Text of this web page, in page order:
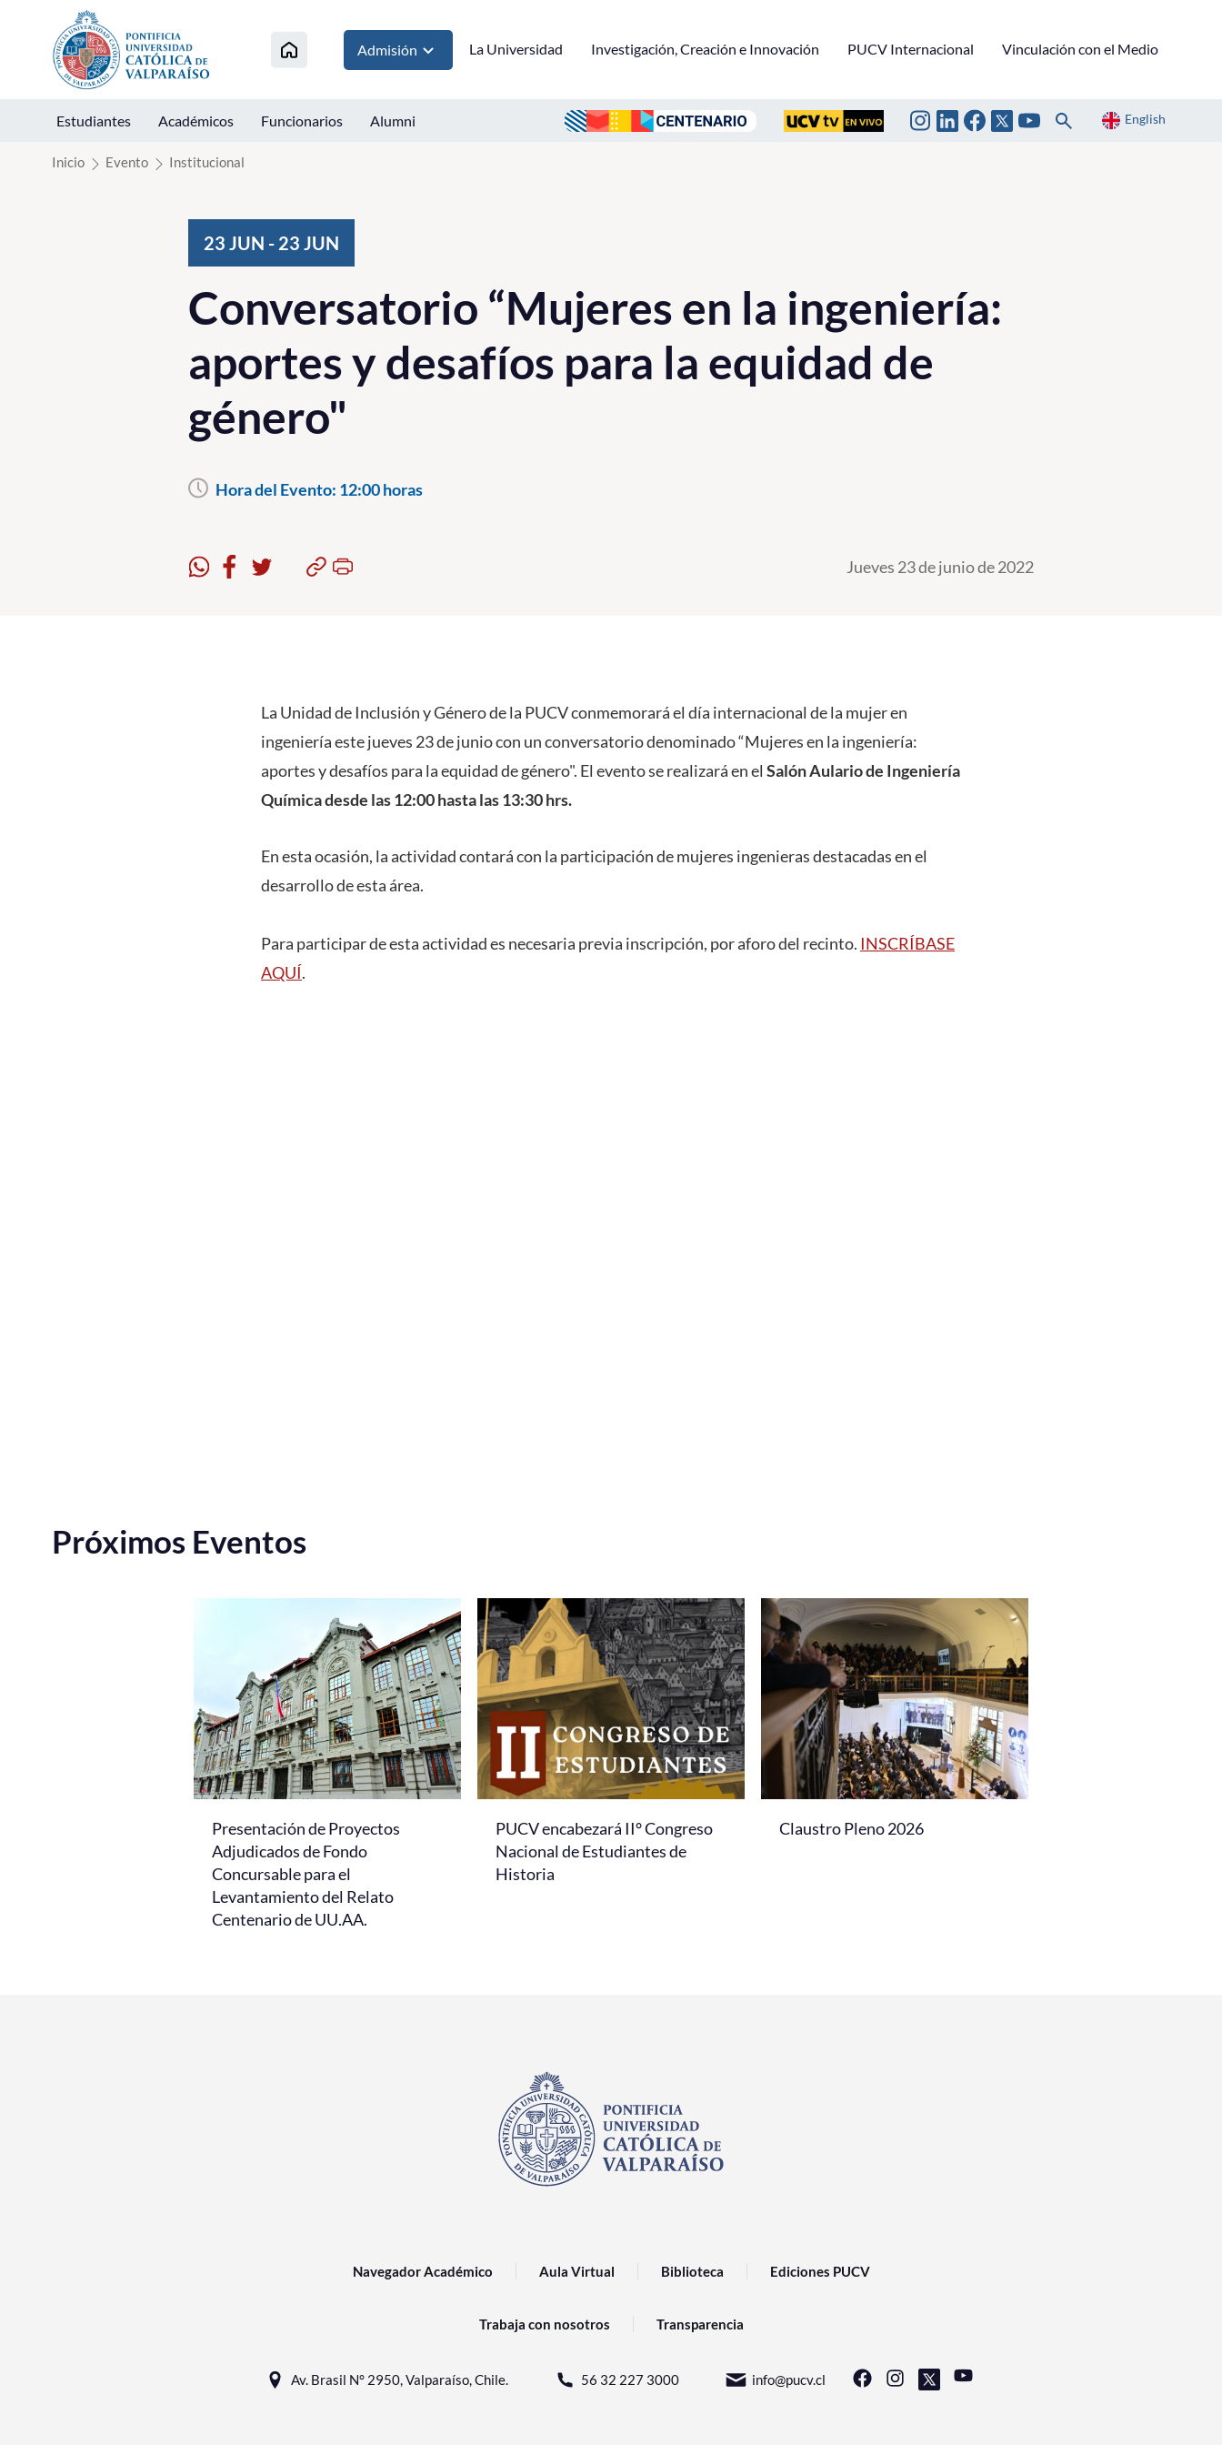
Click acá para ir directamente al contenido
Admisión La Universidad Investigación, Creación e Innovación PUCV Internacional Vinculación con el Medio
Estudiantes Académicos Funcionarios Alumni English
Inicio Evento Institucional
23 JUN - 23 JUN
Conversatorio “Mujeres en la ingeniería:
aportes y desafíos para la equidad de
género"
Hora del Evento: 12:00 horas
Jueves 23 de junio de 2022
La Unidad de Inclusión y Género de la PUCV conmemorará el día internacional de la mujer en
ingeniería este jueves 23 de junio con un conversatorio denominado “Mujeres en la ingeniería:
aportes y desafíos para la equidad de género". El evento se realizará en el Salón Aulario de Ingeniería
Química desde las 12:00 hasta las 13:30 hrs.
En esta ocasión, la actividad contará con la participación de mujeres ingenieras destacadas en el
desarrollo de esta área.
Para participar de esta actividad es necesaria previa inscripción, por aforo del recinto. INSCRÍBASE
AQUÍ.
Próximos Eventos
Presentación de Proyectos
Adjudicados de Fondo
Concursable para el
Levantamiento del Relato
Centenario de UU.AA.
PUCV encabezará II° Congreso
Nacional de Estudiantes de
Historia
Claustro Pleno 2026
Navegador Académico Aula Virtual Biblioteca Ediciones PUCV
Trabaja con nosotros Transparencia
Av. Brasil N° 2950, Valparaíso, Chile. 56 32 227 3000 info@pucv.cl